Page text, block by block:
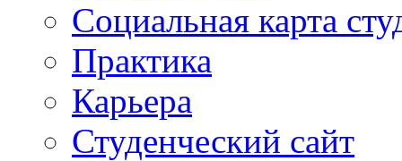
Социальная карта
Практика
Карьера
Студенческий сайт